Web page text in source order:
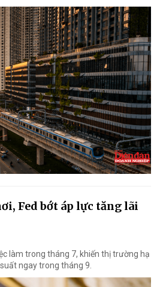
Fed bớt áp lực tăng lãi
làm trong tháng 7, khiến thị trường hạ
ngay trong tháng 9.